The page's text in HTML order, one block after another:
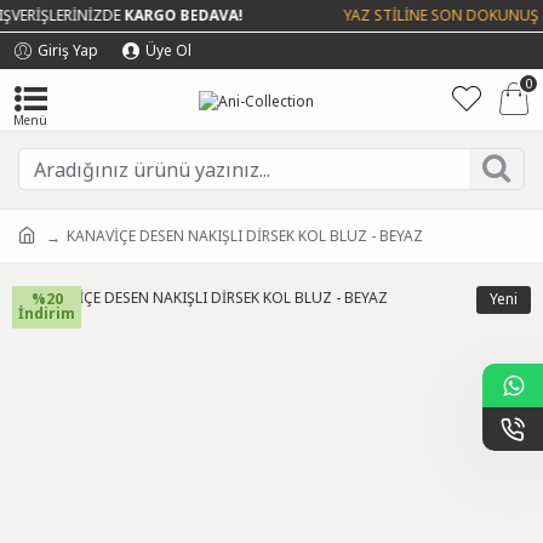
KARGO BEDAVA!
YAZ STİLİNE SON DOKUNUŞ -
Giriş Yap
Üye Ol
0
KANAVİÇE DESEN NAKIŞLI DİRSEK KOL BLUZ - BEYAZ
Yeni
%20
İndirim